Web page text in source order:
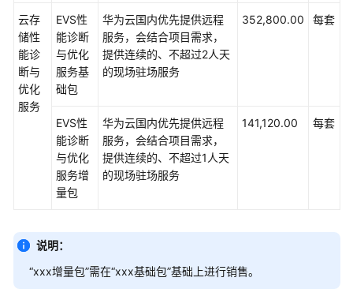
优
化
与
提
升
ModelArts
开
发
数
云存
储性
能诊
断与
优化
服务
EVS性
能诊断
与优化
服务基
础包
华为云国内优先提供远程
服务，会结合项目需求，
提供连续的、不超过2人天
的现场驻场服务
352,800.00 每套
EVS性
能诊断
与优化
服务增
量包
华为云国内优先提供远程
服务，会结合项目需求，
提供连续的、不超过1人天
的现场驻场服务
141,120.00 每套
说明：
“xxx增量包”需在“xxx基础包”基础上进行销售。